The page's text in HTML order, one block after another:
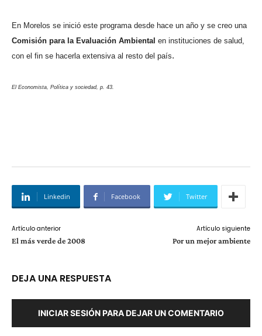
En Morelos se inició este programa desde hace un año y se creo una
Comisión para la Evaluación Ambiental en instituciones de salud,
con el fin se hacerla extensiva al resto del país.
El Economista, Política y sociedad, p. 43.
Linkedin Facebook Twitter
Artículo anterior
El más verde de 2008
Artículo siguiente
Por un mejor ambiente
DEJA UNA RESPUESTA
INICIAR SESIÓN PARA DEJAR UN COMENTARIO